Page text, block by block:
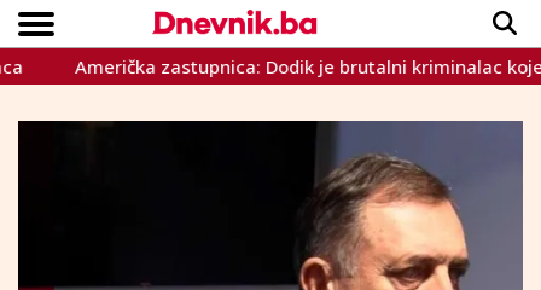
VIJESTI
SPORT
INTERVIEW
TEME
CRNA KRONIKA
LIFESTYLE
Copyright © Dnevnik.ba 2023.
Američka zastupnica: Dodik je brutalni kriminalac kojeg